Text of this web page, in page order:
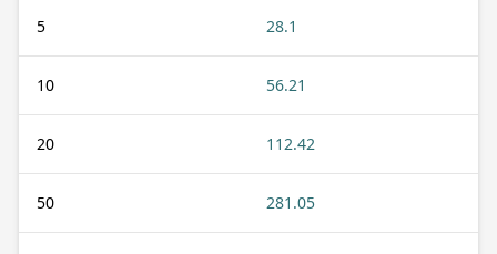
5 28.1
10 56.21
20 112.42
50 281.05